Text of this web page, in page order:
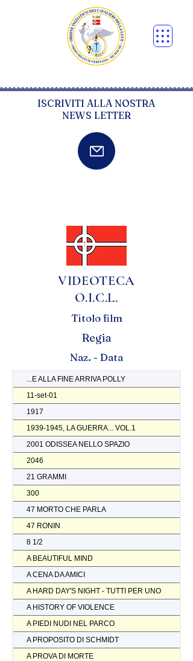
ISCRIVITI ALLA NOSTRA
NEWS LETTER
VIDEOTECA
O.I.C.L.
Titolo film
Regia
Naz. - Data
...E ALLA FINE ARRIVA POLLY
11-set-01
1917
1939-1945, LA GUERRA... VOL.1
2001 ODISSEA NELLO SPAZIO
2046
21 GRAMMI
300
47 MORTO CHE PARLA
47 RONIN
8 1/2
A BEAUTIFUL MIND
A CENA DA AMICI
A HARD DAY'S NIGHT - TUTTI PER UNO
A HISTORY OF VIOLENCE
A PIEDI NUDI NEL PARCO
A PROPOSITO DI SCHMIDT
A PROVA DI MORTE